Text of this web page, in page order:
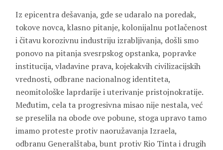
Iz epicentra dešavanja, gde se udaralo na poredak,
tokove novca, klasno pitanje, kolonijalnu potlačenost
i čitavu korozivnu industriju izrabljivanja, došli smo
ponovo na pitanja svesrpskog opstanka, popravke
institucija, vladavine prava, kojekakvih civilizacijskih
vrednosti, odbrane nacionalnog identiteta,
neomitološke laprdarije i uterivanje pristojnokratije.
Međutim, cela ta progresivna misao nije nestala, već
se preselila na obode ove pobune, stoga upravo tamo
imamo proteste protiv naoružavanja Izraela,
odbranu Generalštaba, bunt protiv Rio Tinta i drugih